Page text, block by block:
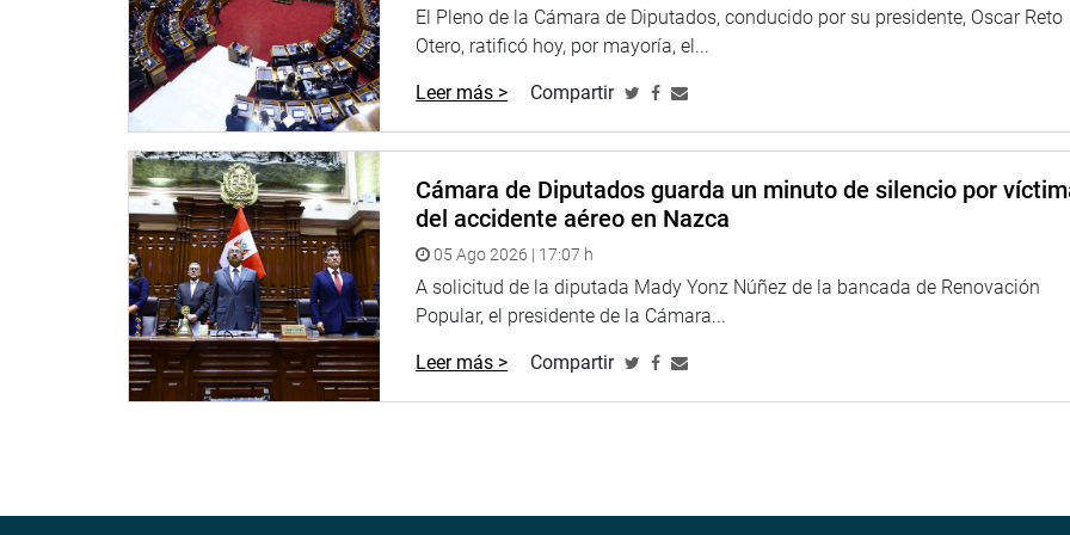
y comerciales entre ambos países.
OFICINA DE COMUNICACIONES
El Pleno de la Cámara de Diputados, conducido por su presidente, Oscar Reto
Otero, ratificó hoy, por mayoría, el...
Leer más > Compartir
Cámara de Diputados guarda un minuto de silencio por
del accidente aéreo en Nazca
05 Ago 2026 | 17:07 h
A solicitud de la diputada Mady Yonz Núñez de la bancada de Renovación
Popular, el presidente de la Cámara...
Leer más > Compartir